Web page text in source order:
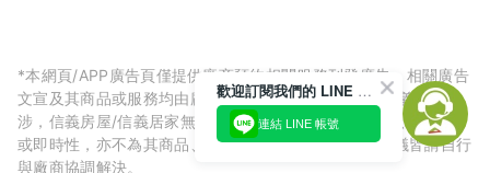
*本網頁/APP廣告頁僅提供廠商預約相關服務刊登廣告，相關廣告
文宣及其商品或服務均由廠商自行提供，與信義房屋/信義居家無
涉，信義房屋/信義居家無法擔保廠商廣告內容的正確性、可信度
或即時性，亦不為其商品、服務品質負責，所生任何爭議皆請自行
與廠商協調解決。
歡迎訂閱我們的 LINE 官方帳號
連結 LINE 帳號